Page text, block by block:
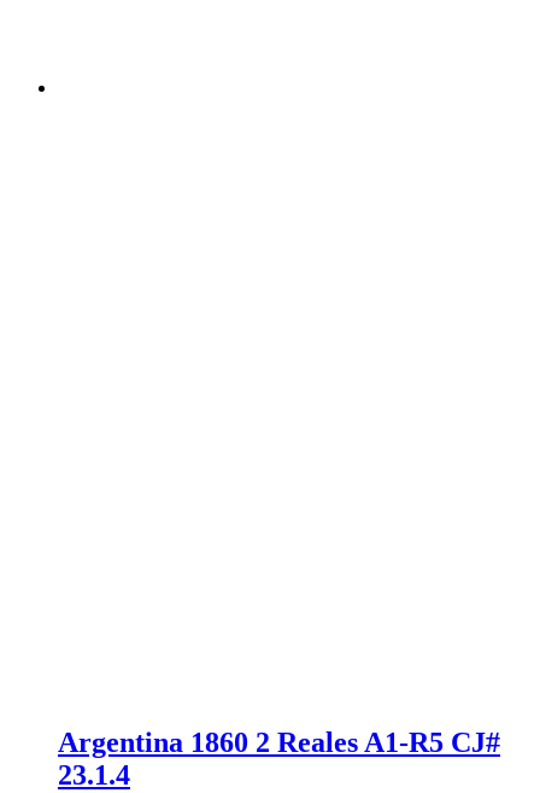
Argentina 1860 2 Reales A1-R5 CJ#
23.1.4